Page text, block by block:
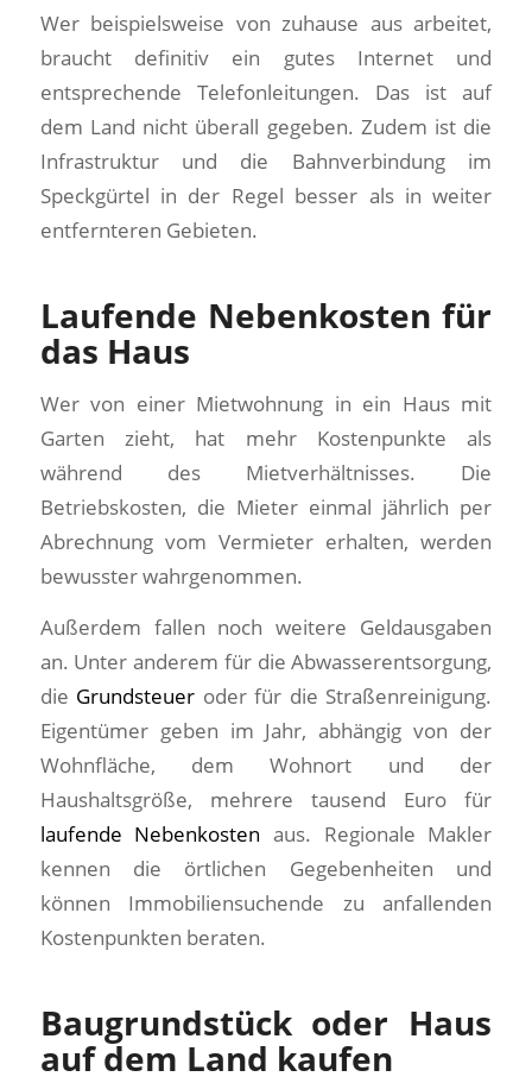
Wer beispielsweise von zuhause aus arbeitet,
braucht definitiv ein gutes Internet und
entsprechende Telefonleitungen. Das ist auf
dem Land nicht überall gegeben. Zudem ist die
Infrastruktur und die Bahnverbindung im
Speckgürtel in der Regel besser als in weiter
entfernteren Gebieten.
Laufende Nebenkosten für
das Haus
Wer von einer Mietwohnung in ein Haus mit
Garten zieht, hat mehr Kostenpunkte als
während des Mietverhältnisses. Die
Betriebskosten, die Mieter einmal jährlich per
Abrechnung vom Vermieter erhalten, werden
bewusster wahrgenommen.
Außerdem fallen noch weitere Geldausgaben
an. Unter anderem für die Abwasserentsorgung,
die Grundsteuer oder für die Straßenreinigung.
Eigentümer geben im Jahr, abhängig von der
Wohnfläche, dem Wohnort und der
Haushaltsgröße, mehrere tausend Euro für
laufende Nebenkosten aus. Regionale Makler
kennen die örtlichen Gegebenheiten und
können Immobiliensuchende zu anfallenden
Kostenpunkten beraten.
Baugrundstück oder Haus
auf dem Land kaufen